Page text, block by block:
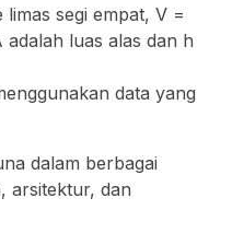
segi empat, V =
luas alas dan h
data yang
dalam berbagai
arsitektur, dan